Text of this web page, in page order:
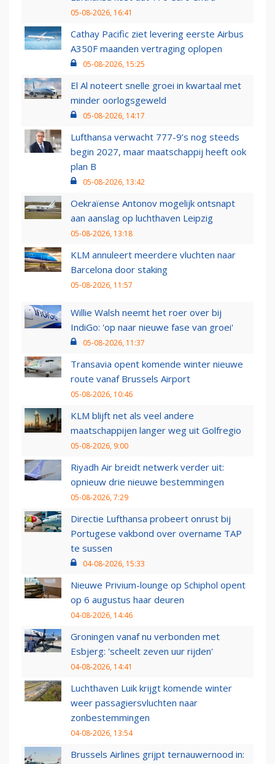
05-08-2026, 16:41
Cathay Pacific ziet levering eerste Airbus
A350F maanden vertraging oplopen
05-08-2026, 15:25
El Al noteert snelle groei in kwartaal met
minder oorlogsgeweld
05-08-2026, 14:17
Lufthansa verwacht 777-9’s nog steeds
begin 2027, maar maatschappij heeft ook
plan B
05-08-2026, 13:42
Oekraïense Antonov mogelijk ontsnapt
aan aanslag op luchthaven Leipzig
05-08-2026, 13:18
KLM annuleert meerdere vluchten naar
Barcelona door staking
05-08-2026, 11:57
Willie Walsh neemt het roer over bij
IndiGo: 'op naar nieuwe fase van groei'
05-08-2026, 11:37
Transavia opent komende winter nieuwe
route vanaf Brussels Airport
05-08-2026, 10:46
KLM blijft net als veel andere
maatschappijen langer weg uit Golfregio
05-08-2026, 9:00
Riyadh Air breidt netwerk verder uit:
opnieuw drie nieuwe bestemmingen
05-08-2026, 7:29
Directie Lufthansa probeert onrust bij
Portugese vakbond over overname TAP
te sussen
04-08-2026, 15:33
Nieuwe Privium-lounge op Schiphol opent
op 6 augustus haar deuren
04-08-2026, 14:46
Groningen vanaf nu verbonden met
Esbjerg: 'scheelt zeven uur rijden'
04-08-2026, 14:41
Luchthaven Luik krijgt komende winter
weer passagiersvluchten naar
zonbestemmingen
04-08-2026, 13:54
Brussels Airlines grijpt ternauwernood in: